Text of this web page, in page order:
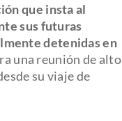
que insta al
sus futuras
detenidas en
una reunión de alto
su viaje de